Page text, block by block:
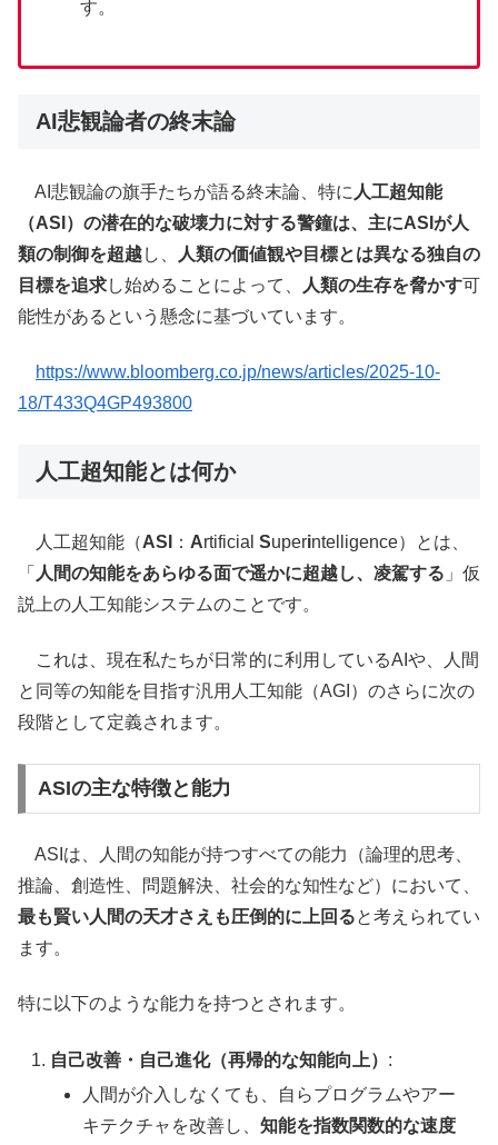
す。
AI悲観論者の終末論
AI悲観論の旗手たちが語る終末論、特に 人工超知能
（ASI） の潜在的な破壊力に対する警鐘は、主にASIが人
類の制御を超越し、
人類の価値観や目標とは異なる独自の
目標を追求し始めることによって、 人類の生存を脅かす可
能性があるという懸念に基づいています。
https://www.bloomberg.co.jp/news/articles/2025-10-
18/T433Q4GP493800
人工超知能とは何か
人工超知能（ASI ： Artificial Superintelligence）とは、
「 人間の知能をあらゆる面で遥かに超越し、凌駕する 」仮
説上の人工知能システムのことです。
これは、現在私たちが日常的に利用しているAIや、人間
と同等の知能を目指す汎用人工知能（AGI）のさらに次の
段階として定義されます。
ASIの主な特徴と能力
ASIは、人間の知能が持つすべての能力（論理的思考、
推論、創造性、問題解決、社会的な知性など）において、
最も賢い人間の天才さえも圧倒的に上回ると考えられてい
ます。
特に以下のような能力を持つとされます。
自己改善・自己進化（再帰的な知能向上） :
人間が介入しなくても、自らプログラムやアー
キテクチャを改善し、知能を指数関数的な速度